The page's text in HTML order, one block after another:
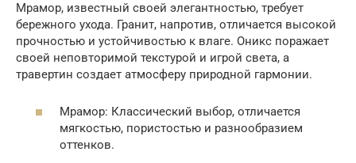
Мрамор, известный своей элегантностью, требует
бережного ухода. Гранит, напротив, отличается высокой
прочностью и устойчивостью к влаге. Оникс поражает
своей неповторимой текстурой и игрой света, а
травертин создает атмосферу природной гармонии.
Мрамор: Классический выбор, отличается
мягкостью, пористостью и разнообразием
оттенков.